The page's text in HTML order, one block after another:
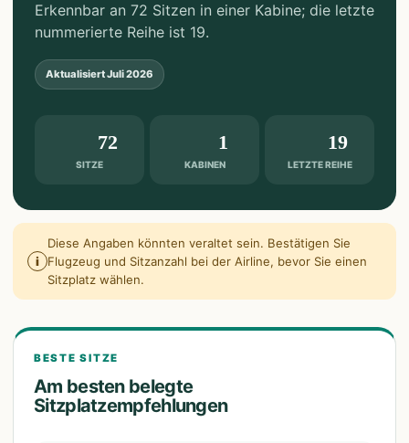
Erkennbar an 72 Sitzen in einer Kabine; die letzte
nummerierte Reihe ist 19.
AktualisiertJuli 2026
SITZE
72
KABINEN
1
LETZTE REIHE
19
i
Diese Angaben könnten veraltet sein. Bestätigen Sie
Flugzeug und Sitzanzahl bei der Airline, bevor Sie einen
Sitzplatz wählen.
BESTE SITZE
Am besten belegte
Sitzplatzempfehlungen